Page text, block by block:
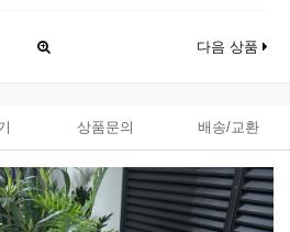
다음 상품
상품문의 배송/교환